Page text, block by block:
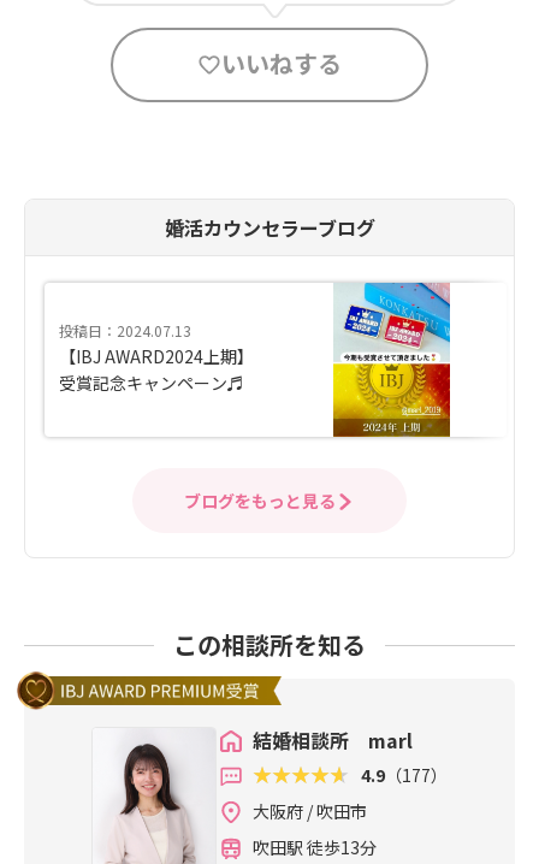
いいねする
婚活カウンセラーブログ
投稿日：2024.07.13
【IBJ AWARD2024上期】
受賞記念キャンペーン♬
ブログをもっと見る
この相談所を知る
結婚相談所 marl
4.9 （177）
大阪府 / 吹田市
吹田駅 徒歩13分